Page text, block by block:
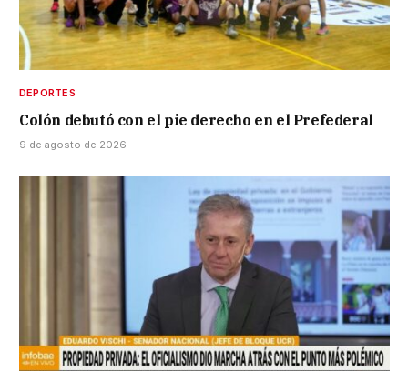
DEPORTES
Colón debutó con el pie derecho en el Prefederal
9 de agosto de 2026